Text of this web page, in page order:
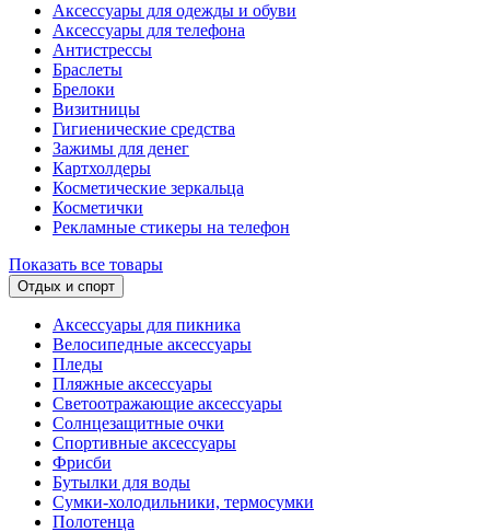
Аксессуары для одежды и обуви
Аксессуары для телефона
Антистрессы
Браслеты
Брелоки
Визитницы
Гигиенические средства
Зажимы для денег
Картхолдеры
Косметические зеркальца
Косметички
Рекламные стикеры на телефон
Показать все товары
Отдых и спорт
Аксессуары для пикника
Велосипедные аксессуары
Пледы
Пляжные аксессуары
Светоотражающие аксессуары
Солнцезащитные очки
Спортивные аксессуары
Фрисби
Бутылки для воды
Сумки-холодильники, термосумки
Полотенца